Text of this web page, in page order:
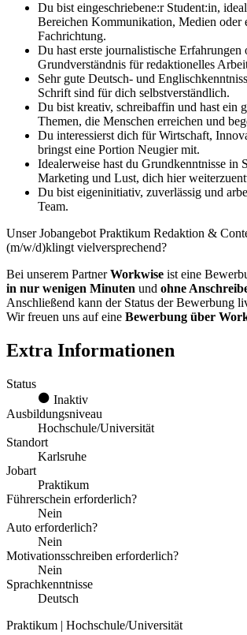
Du bist eingeschriebene:r Student:in,
Bereichen Kommunikation, Medien oder
Fachrichtung.
Du hast erste journalistische Erfahrungen
Grundverständnis für redaktionelles
Sehr gute Deutsch- und
Schrift sind für dich selbstverständlich.
Du bist kreativ, schreibaffin und hast ein
Themen, die Menschen erreichen und
Du interessierst dich für Wirtschaft,
bringst eine Portion Neugier mit.
Idealerweise hast du Grundkenntnisse in
Marketing und Lust, dich hier
Du bist eigeninitiativ, zuverlässig und
Team.
Unser Jobangebot Praktikum Redaktion &
(m/w/d)klingt vielversprechend?
Bei unserem PartnerWorkwise ist eine
in nur wenigen Minuten und ohne
Anschließend kann der Status der Bewerbung
Wir freuen uns auf eine Bewerbung über
Extra Informationen
Status
Inaktiv
Ausbildungsniveau
Hochschule/Universität
Standort
Karlsruhe
Jobart
Praktikum
Führerschein erforderlich?
Nein
Auto erforderlich?
Nein
Motivationsschreiben erforderlich?
Nein
Sprachkenntnisse
Deutsch
Praktikum | Hochschule/Universität